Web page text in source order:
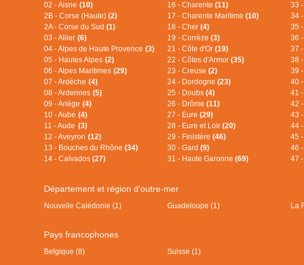
02 - Aisne (10)
2B - Corse (Haute) (2)
2A - Corse du Sud (1)
03 - Allier (6)
04 - Alpes de Haute Provence (3)
05 - Hautes Alpes (2)
06 - Alpes Maritimes (29)
07 - Ardèche (4)
08 - Ardennes (5)
09 - Ariège (4)
10 - Aube (4)
11 - Aude (3)
12 - Aveyron (12)
13 - Bouches du Rhône (34)
14 - Calvados (27)
16 - Charente (11)
17 - Charente Maritime (10)
18 - Cher (4)
19 - Corrèze (3)
21 - Côte d'Or (19)
22 - Côtes d'Armor (35)
23 - Creuse (2)
24 - Dordogne (23)
25 - Doubs (4)
26 - Drôme (11)
27 - Eure (29)
28 - Eure et Loir (20)
29 - Finistère (46)
30 - Gard (9)
31 - Haute Garonne (69)
33
34
35
36
37
38
39
40
41
42
43
44
45
46
47
Département et région d'outre-mer
Nouvelle Calédonie (1) Guadeloupe (1) La
Pays francophones
Belgique (8) Suisse (1)